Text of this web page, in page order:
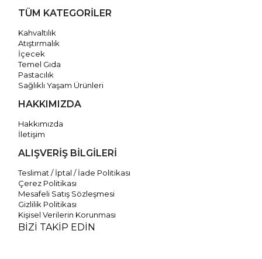
TÜM KATEGORİLER
Kahvaltılık
Atıştırmalık
İçecek
Temel Gıda
Pastacılık
Sağlıklı Yaşam Ürünleri
HAKKIMIZDA
Hakkımızda
İletişim
ALIŞVERİŞ BİLGİLERİ
Teslimat / İptal / İade Politikası
Çerez Politikası
Mesafeli Satış Sözleşmesi
Gizlilik Politikası
Kişisel Verilerin Korunması
BİZİ TAKİP EDİN